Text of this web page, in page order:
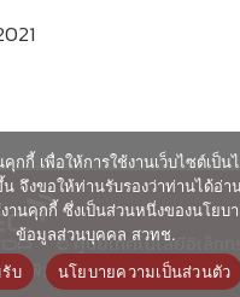
© ศูนย์เทคโนโลยีอิเล็กทร
อมพิวเตอร์แห่งชาติ 2563
กกี้ เพื่อให้การใช้งานเว็บไซต์เป็น
จึงขอให้ท่านรับรองว่าท่านได้อ่า
งานคุกกี้ ซึ่งเป็นส่วนหนึ่งของนโยบ
ข้อมูลส่วนบุคคล สวทช.
บ
นโยบายความเป็นส่วนตัว